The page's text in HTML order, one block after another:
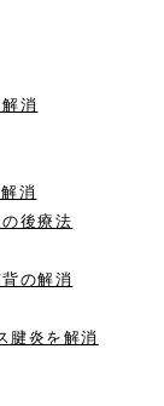
消
消
後療法
の解消
腱炎を解消